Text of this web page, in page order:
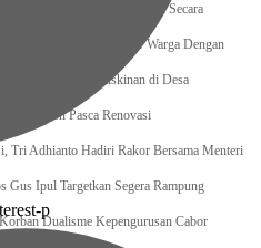
Bansos Dilakukan Secara
Komunikasi Antar Warga Dengan
Pengentasan Kemiskinan di Desa
17 Stadion Pasca Renovasi
Tri Adhianto Hadiri Rakor Bersama Menteri
Ipul Targetkan Segera Rampung
Dualisme Kepengurusan Cabor
p